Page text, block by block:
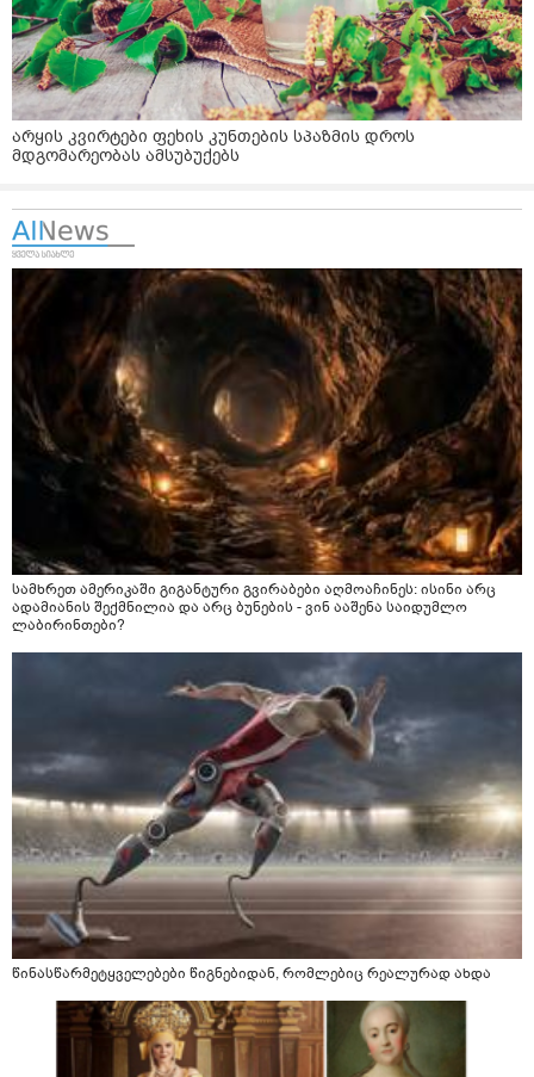
არყის კვირტები ფეხის კუნთების სპაზმის დროს
მდგომარეობას ამსუბუქებს
სამხრეთ ამერიკაში გიგანტური გვირაბები აღმოაჩინეს: ისინი არც
ადამიანის შექმნილია და არც ბუნების - ვინ ააშენა საიდუმლო
ლაბირინთები?
წინასწარმეტყველებები წიგნებიდან, რომლებიც რეალურად ახდა